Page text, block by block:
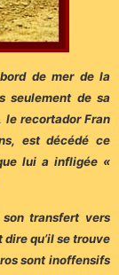
de mer de la
seulement de sa
le recortador Fran
est décédé ce
lui a infligée «
transfert vers
dire qu’il se trouve
sont inoffensifs